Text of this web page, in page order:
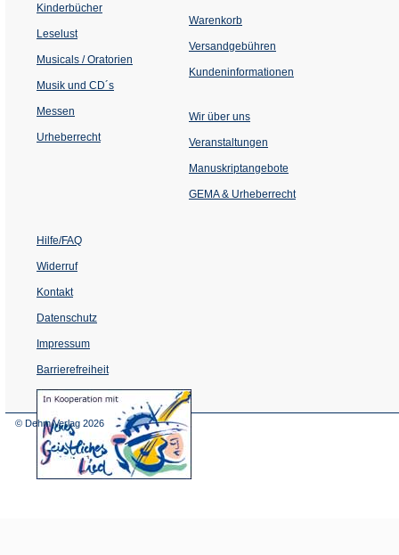
Kinderbücher
Leselust
Musicals / Oratorien
Musik und CD´s
Messen
Urheberrecht
Warenkorb
Versandgebühren
Kundeninformationen
Wir über uns
Veranstaltungen
einem
Tab)
Manuskriptangebote
GEMA & Urheberrecht
Hilfe/FAQ
Widerruf
Kontakt
Datenschutz
Impressum
Barrierefreiheit
(Öffnet
in
© Dehm Verlag 2026